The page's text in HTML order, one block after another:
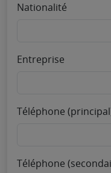
Nationalité
Entreprise
Téléphone
Téléphone